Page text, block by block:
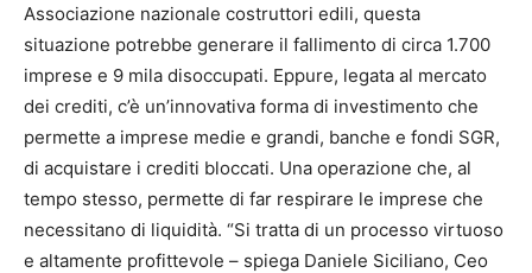
Associazione nazionale costruttori edili, questa
situazione potrebbe generare il fallimento di circa 1.700
imprese e 9 mila disoccupati. Eppure, legata al mercato
dei crediti, c’è un’innovativa forma di investimento che
permette a imprese medie e grandi, banche e fondi SGR,
di acquistare i crediti bloccati. Una operazione che, al
tempo stesso, permette di far respirare le imprese che
necessitano di liquidità. “Si tratta di un processo virtuoso
e altamente profittevole – spiega Daniele Siciliano, Ceo